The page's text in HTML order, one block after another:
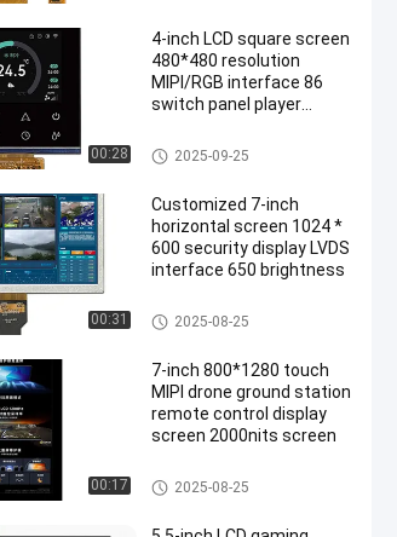
00:28
4-inch LCD square screen
480*480 resolution
MIPI/RGB interface 86
switch panel player
টিএফটি এলসিডি ডিসপ্লে
2025-09-25
00:31
Customized 7-inch
horizontal screen 1024 *
600 security display LVDS
interface 650 brightness
টিএফটি এলসিডি ডিসপ্লে
2025-08-25
00:17
7-inch 800*1280 touch
MIPI drone ground station
remote control display
screen 2000nits screen
টিএফটি এলসিডি ডিসপ্লে
2025-08-25